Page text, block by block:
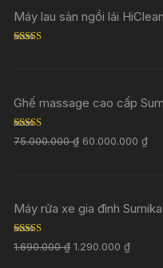
Máy lau sàn ngồi lái
Ghế massage cao cấp
Rated5.00
out of 5
75.000.000₫ 60.000.000₫
Máy rửa xe gia đình
Rated 5.00
out of 5
1.690.000₫ 1.290.000₫